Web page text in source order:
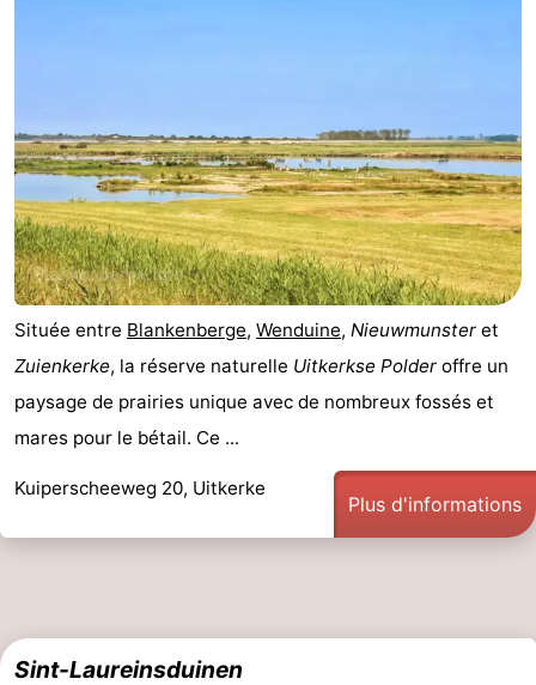
Située entre Blankenberge, Wenduine, Nieuwmunster et
Zuienkerke, la réserve naturelle Uitkerkse Polder offre un
paysage de prairies unique avec de nombreux fossés et
mares pour le bétail. Ce ...
Kuiperscheeweg 20, Uitkerke
Plus d'informations
Sint-Laureinsduinen